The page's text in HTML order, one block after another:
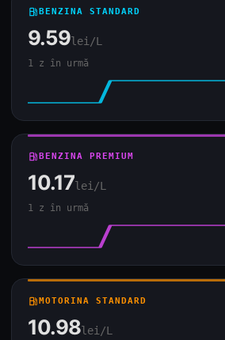
local_gas_stationBENZINA STANDARD
9.59lei/L
1 z în urmă
local_gas_stationBENZINA PREMIUM
10.17lei/L
1 z în urmă
local_gas_stationMOTORINA STANDARD
10.98lei/L